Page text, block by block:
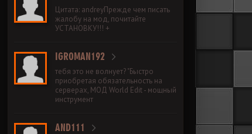
Цитата: andreyПрежде чем писать
жалобу на мод, почитайте
УСТАНОВКУ!!! +
IGROMAN192
тебя это не волнует? "Быстро
приобретая обязательность на
серверах, МОД World Edit - мощный
инструмент
AND111